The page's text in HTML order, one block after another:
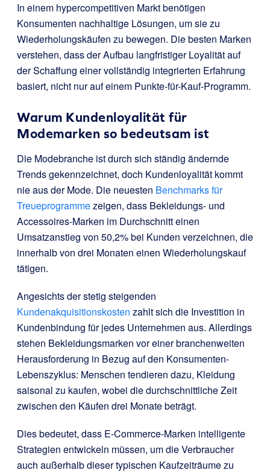
In einem hypercompetitiven Markt benötigen
Konsumenten nachhaltige Lösungen, um sie zu
Wiederholungskäufen zu bewegen. Die besten Marken
verstehen, dass der Aufbau langfristiger Loyalität auf
der Schaffung einer vollständig integrierten Erfahrung
basiert, nicht nur auf einem Punkte-für-Kauf-Programm.
Warum Kundenloyalität für
Modemarken so bedeutsam ist
Die Modebranche ist durch sich ständig ändernde
Trends gekennzeichnet, doch Kundenloyalität kommt
nie aus der Mode. Die neuesten Benchmarks für
Treueprogrammezeigen, dass Bekleidungs- und
Accessoires-Marken im Durchschnitt einen
Umsatzanstieg von 50,2% bei Kunden verzeichnen, die
innerhalb von drei Monaten einen Wiederholungskauf
tätigen.
Angesichts der stetig steigenden
Kundenakquisitionskosten zahlt sich die Investition in
Kundenbindung für jedes Unternehmen aus. Allerdings
stehen Bekleidungsmarken vor einer branchenweiten
Herausforderung in Bezug auf den Konsumenten-
Lebenszyklus: Menschen tendieren dazu, Kleidung
saisonal zu kaufen, wobei die durchschnittliche Zeit
zwischen den Käufen drei Monate beträgt.
Dies bedeutet, dass E-Commerce-Marken intelligente
Strategien entwickeln müssen, um die Verbraucher
auch außerhalb dieser typischen Kaufzeiträume zu